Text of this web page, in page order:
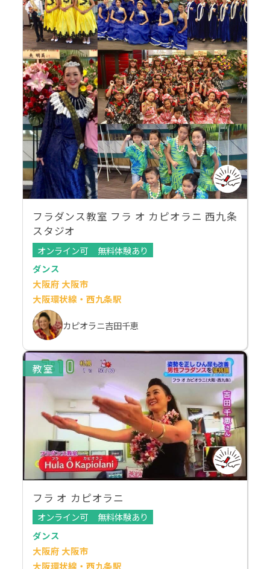
フラダンス教室 フラ オ カピオラニ 西九条
スタジオ
オンライン可
無料体験あり
ダンス
大阪府 大阪市
大阪環状線・西九条駅
カピオラニ吉田千恵
教室
フラ オ カピオラニ
オンライン可
無料体験あり
ダンス
大阪府 大阪市
大阪環状線・西九条駅